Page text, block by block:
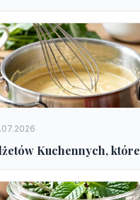
Kuchennych,